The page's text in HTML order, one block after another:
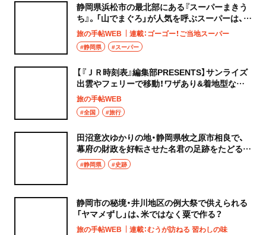
静岡県浜松市の最北部にある『スーパーまきう
ち』。「山でまぐろ」が人気を呼ぶスーパーは、い
までは珍しい対面式販売！
旅の手帖WEB 連載：ゴーゴー！ご当地スーパー
#静岡県 #スーパー
【『ＪＲ時刻表』編集部PRESENTS】サンライズ
出雲やフェリーで移動！ワザあり&着地型な青
春18きっぷ5日間の旅～前編～
旅の手帖WEB
#全国 #旅行
田沼意次ゆかりの地・静岡県牧之原市相良で、
幕府の財政を好転させた名君の足跡をたどる。
大河ドラマ『べらぼう』ゆかりの地を歩く【其の
六】
#静岡県 #史跡
静岡市の秘境・井川地区の例大祭で供えられる
「ヤマメずし」は、米ではなく粟で作る？
旅の手帖WEB 連載：むうが訪ねる 習わしの味